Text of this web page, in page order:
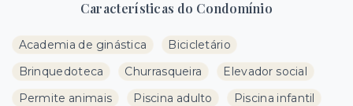
Características do Condomínio
Academia de ginástica
Bicicletário
Brinquedoteca
Churrasqueira
Elevador social
Permite animais
Piscina adulto
Piscina infantil